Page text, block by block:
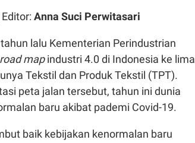
Editor: Anna Suci Perwitasari
lalu Kementerian Perindustrian
road mapindustri 4.0 di Indonesia ke lima
Tekstil dan Produk Tekstil (TPT).
peta jalan tersebut, tahun ini dunia
baru akibat pademi Covid-19.
baik kebijakan kenormalan baru